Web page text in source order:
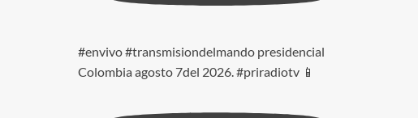
#envivo #transmisiondelmando presidencial
Colombia agosto 7del 2026. #priradiotv 📱